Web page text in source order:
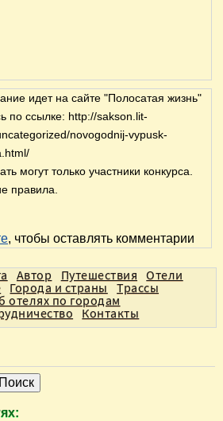
идет на сайте "Полосатая жизнь"
по ссылке: http://sakson.lit-
novogodnij-vypusk-
могут только участники конкурса.
правила.
, чтобы оставлять комментарии
Автор Путешествия
Отели
Города и страны
Трассы
отелях по городам
Контакты